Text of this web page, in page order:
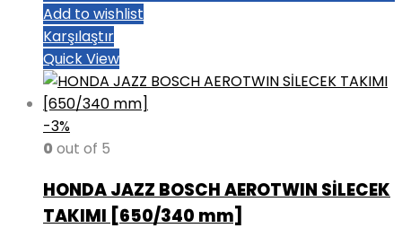
Add to wishlist
Karşılaştır
Quick View
-3%
0 out of 5
HONDA JAZZ BOSCH AEROTWIN SİLECEK
TAKIMI [650/340 mm]